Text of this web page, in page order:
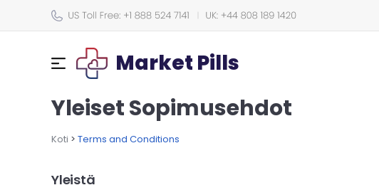
Market Pills
Yleiset Sopimusehdot
Koti > Terms and Conditions
Yleistä